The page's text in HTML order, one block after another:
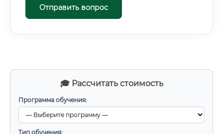
🎓 Рассчитать стоимость
Программа обучения:
Тип обучения:
Отправить вопрос